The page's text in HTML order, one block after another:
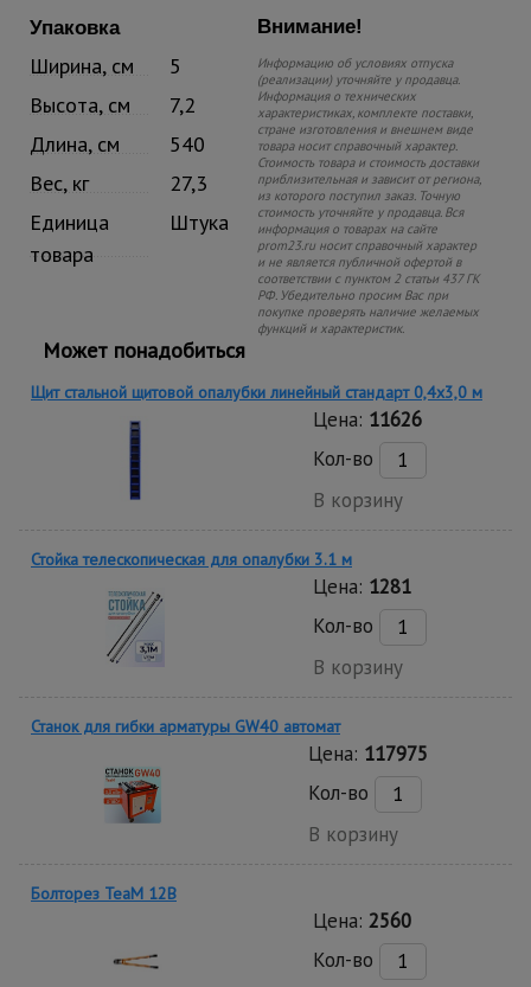
Упаковка
Ширина, см
5
Высота, см
7,2
Длина, см
540
Вес, кг
27,3
Единица
товара
Штука
Внимание!
Информацию об условиях отпуска
(реализации) уточняйте у продавца.
Информация о технических
характеристиках, комплекте поставки,
стране изготовления и внешнем виде
товара носит справочный характер.
Стоимость товара и стоимость доставки
приблизительная и зависит от региона,
из которого поступил заказ. Точную
стоимость уточняйте у продавца. Вся
информация о товарах на сайте
prom23.ru носит справочный характер
и не является публичной офертой в
соответствии с пунктом 2 статьи 437 ГК
РФ. Убедительно просим Вас при
покупке проверять наличие желаемых
функций и характеристик.
Может понадобиться
Щит стальной щитовой опалубки линейный стандарт 0,4x3,0 м
Цена: 11626
Кол-во
В корзину
Стойка телескопическая для опалубки 3.1 м
Цена: 1281
Кол-во
В корзину
Станок для гибки арматуры GW40 автомат
Цена: 117975
Кол-во
В корзину
Болторез TeaM 12B
Цена: 2560
Кол-во